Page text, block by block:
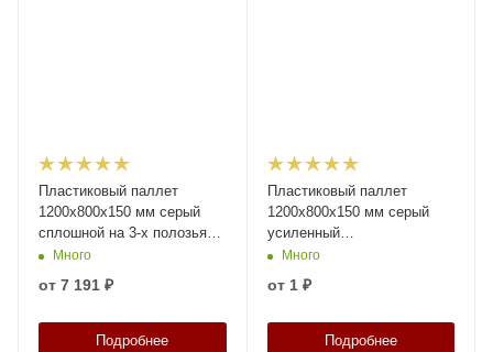
Пластиковый паллет
1200х800х150 мм серый
сплошной на 3-х полозьяx
с бортиком и 1-ой трубой
Много
от 7 191 ₽
Подробнее
Пластиковый паллет
1200х800х150 мм серый
усиленный
перфорированный на 3-х
Много
от 1 ₽
Подробнее